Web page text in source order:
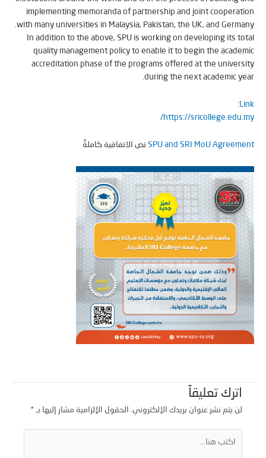
implementing memoranda of partnership and joint
with many universities in Malaysia, Pakistan, the UK, and
In addition to the above, SPU is working on developing its
quality management policy to enable it to begin the
accreditation phase of the programs offered at the
during the next academic
https://
SPU and SRI MoUنص الاتفاقية كاملةً
اترك تعليقاً
لن يتم نشر عنوان بريدك الإلكتروني. الحقول الإلزامية مشار إليها بـ